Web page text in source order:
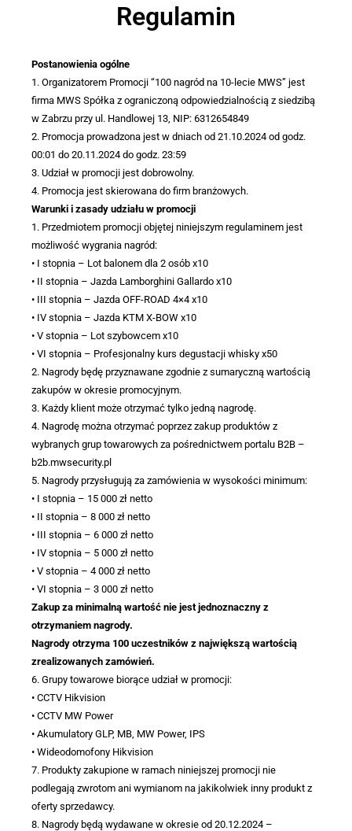
Regulamin
Postanowienia ogólne
1. Organizatorem Promocji “100 nagród na 10-lecie MWS” jest
firma MWS Spółka z ograniczoną odpowiedzialnością z siedzibą
w Zabrzu przy ul. Handlowej 13, NIP: 6312654849
2. Promocja prowadzona jest w dniach od 21.10.2024 od godz.
00:01 do 20.11.2024 do godz. 23:59
3. Udział w promocji jest dobrowolny.
4. Promocja jest skierowana do firm branżowych.
Warunki i zasady udziału w promocji
1. Przedmiotem promocji objętej niniejszym regulaminem jest
możliwość wygrania nagród:
• I stopnia – Lot balonem dla 2 osób x10
• II stopnia – Jazda Lamborghini Gallardo x10
• III stopnia – Jazda OFF-ROAD 4×4 x10
• IV stopnia – Jazda KTM X-BOW x10
• V stopnia – Lot szybowcem x10
• VI stopnia – Profesjonalny kurs degustacji whisky x50
2. Nagrody będę przyznawane zgodnie z sumaryczną wartością
zakupów w okresie promocyjnym.
3. Każdy klient może otrzymać tylko jedną nagrodę.
4. Nagrodę można otrzymać poprzez zakup produktów z
wybranych grup towarowych za pośrednictwem portalu B2B –
b2b.mwsecurity.pl
5. Nagrody przysługują za zamówienia w wysokości minimum:
• I stopnia – 15 000 zł netto
• II stopnia – 8 000 zł netto
• III stopnia – 6 000 zł netto
• IV stopnia – 5 000 zł netto
• V stopnia – 4 000 zł netto
• VI stopnia – 3 000 zł netto
Zakup za minimalną wartość nie jest jednoznaczny z
otrzymaniem nagrody.
Nagrody otrzyma 100 uczestników z największą wartością
zrealizowanych zamówień.
6. Grupy towarowe biorące udział w promocji:
• CCTV Hikvision
• CCTV MW Power
• Akumulatory GLP, MB, MW Power, IPS
• Wideodomofony Hikvision
7. Produkty zakupione w ramach niniejszej promocji nie
podlegają zwrotom ani wymianom na jakikolwiek inny produkt z
oferty sprzedawcy.
8. Nagrody będą wydawane w okresie od 20.12.2024 –